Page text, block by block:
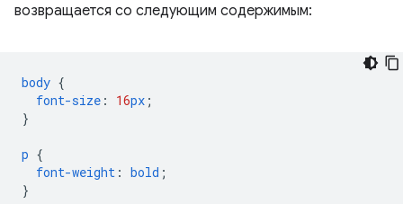
возвращается со следующим содержимым:
body {
font-size : 16px ;
}
p {
font-weight : bold ;
}